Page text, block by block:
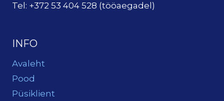
Tel: +372 53 404 528 (tööaegadel)
INFO
Avaleht
Pood
Püsiklient